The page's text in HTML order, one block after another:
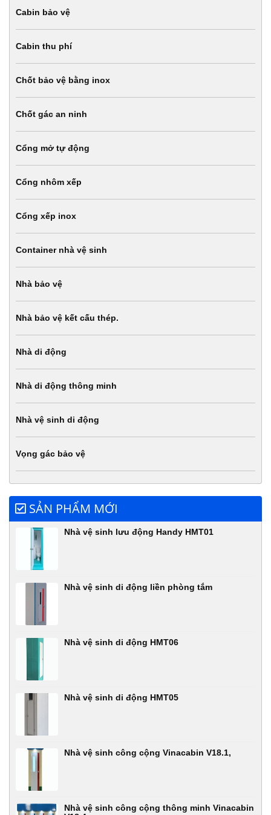
Cabin bảo vệ
Cabin thu phí
Chốt bảo vệ bằng inox
Chốt gác an ninh
Cổng mở tự động
Cổng nhôm xếp
Cổng xếp inox
Container nhà vệ sinh
Nhà bảo vệ
Nhà bảo vệ kết cấu thép.
Nhà di động
Nhà di động thông minh
Nhà vệ sinh di động
Vọng gác bảo vệ
SẢN PHẨM MỚI
Nhà vệ sinh lưu động Handy HMT01
Nhà vệ sinh di động liền phòng tắm
Nhà vệ sinh di động HMT06
Nhà vệ sinh di động HMT05
Nhà vệ sinh công cộng Vinacabin V18.1,
Nhà vệ sinh công cộng thông minh Vinacabin